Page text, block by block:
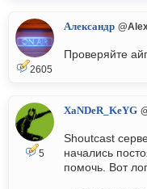
2605
Александр
Проверяйте
5
XaNDeR_KeYG
Shoutcast
начались
помочь. Вот